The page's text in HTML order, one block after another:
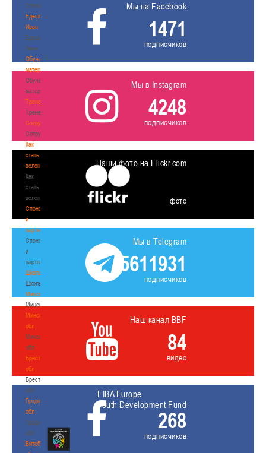
Елена
Едешко
Иван
Едешко
Иван
Обучающие
материалы
Обучающие
материалы
Тренерам
Тренерам
Сотрудничество
Сотрудничество
Как
стать
волонтером
Как
стать
волонтером
Спонсоры
и
партнеры
Спонсоры
и
партнеры
Школы
Школы
Минск
Минск
Минская
обл
Минская
обл
Брестская
обл
Брестская
обл
Гродненская
обл
Гродненская
обл
Витебская
Мы на Facebook
1471
подписчиков
Мы в Instagram
4248
подписчиков
Наши фото на Flickr.com
фото
Мы в Telegram
5611931
подписчиков
Наш канал BBF
84
видео
FIBA Europe
Youth Development Fund
268
подписчиков